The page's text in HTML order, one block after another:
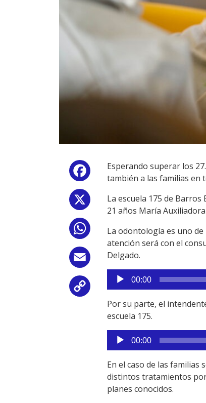
Facebook
WhatsApp
Email
Copy
Link
Esperando superar los
también a las familias en
La escuela 175 de
21 años María
La odontología es uno de
atención será con el
Delgado.
Reproductor
de
audio
00:00
Por su parte, el
escuela 175.
Reproductor
de
audio
00:00
En el caso de las
distintos tratamientos por
planes conocidos.